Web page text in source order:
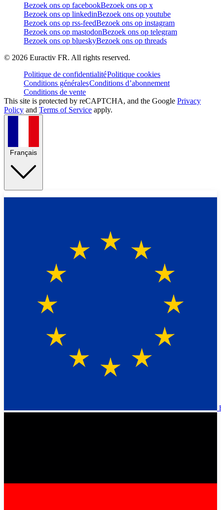
Bezoek ons op facebookBezoek ons op x
Bezoek ons op linkedinBezoek ons op youtube
Bezoek ons op rss-feedBezoek ons op instagram
Bezoek ons op mastodonBezoek ons op telegram
Bezoek ons op blueskyBezoek ons op threads
© 2026 Euractiv FR. All rights reserved.
Politique de confidentialitéPolitique cookies
Conditions généralesConditions d’abonnement
Conditions de vente
This site is protected by reCAPTCHA, and the Google Privacy
Policy and Terms of Service apply.
Français